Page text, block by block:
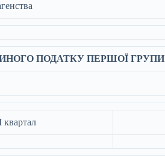
ПОДАТКУ ПЕРШОЇ ГРУПИ
квартал